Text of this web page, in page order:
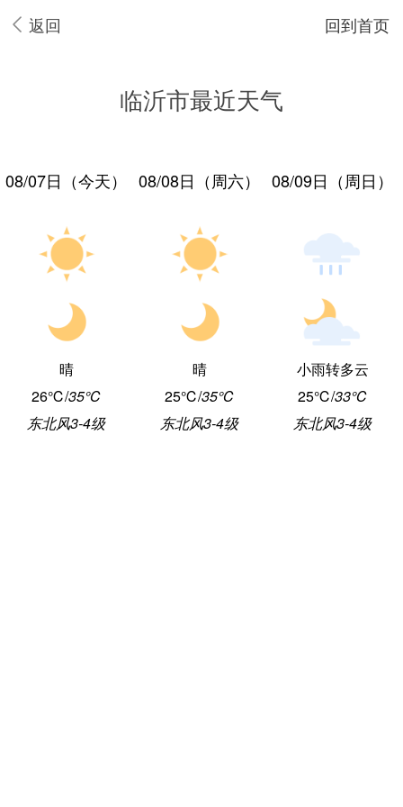
返回 回到首页
临沂市最近天气
08/07日（今天）
晴
26℃/35℃
东北风3-4级
08/08日（周六）
晴
25℃/35℃
东北风3-4级
08/09日（周日）
小雨转多云
25℃/33℃
东北风3-4级